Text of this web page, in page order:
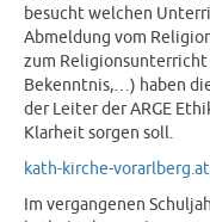
besucht welchen
Abmeldung vom
zum
Bekenntnis,…) haben
der Leiter der ARGE
Klarheit sorgen soll.
kath-kirche-
Im vergangenen